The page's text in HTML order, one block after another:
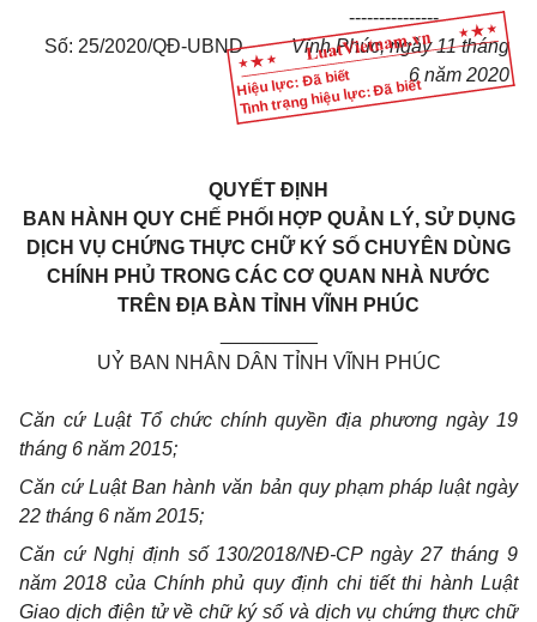
Hiệu lực: Đã biết
Tình trạng hiệu lực: Đã biết
---------------
Số: 25/2020/QĐ-UBND
Vĩnh Phúc, ngày 11 tháng
6 năm 2020
QUYẾT ĐỊNH
BAN HÀNH QUY CHẾ PHỐI HỢP QUẢN LÝ, SỬ DỤNG
DỊCH VỤ CHỨNG THỰC CHỮ KÝ SỐ CHUYÊN DÙNG
CHÍNH PHỦ TRONG CÁC CƠ QUAN NHÀ NƯỚC
TRÊN ĐỊA BÀN TỈNH VĨNH PHÚC
UỶ BAN NHÂN DÂN TỈNH VĨNH PHÚC
Căn cứ Luật Tổ chức chính quyền địa phương ngày 19
tháng 6 năm 2015;
Căn cứ Luật Ban hành văn bản quy phạm pháp luật ngày
22 tháng 6 năm 2015;
Căn cứ Nghị định số 130/2018/NĐ-CP ngày 27 tháng 9
năm 2018 của Chính phủ quy định chi tiết thi hành Luật
Giao dịch điện tử về chữ ký số và dịch vụ chứng thực chữ